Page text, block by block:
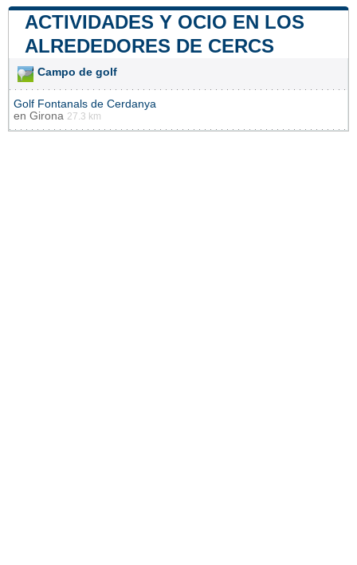
ACTIVIDADES Y OCIO EN LOS
ALREDEDORES DE CERCS
Campo de golf
Golf Fontanals de Cerdanya
en Girona 27.3 km